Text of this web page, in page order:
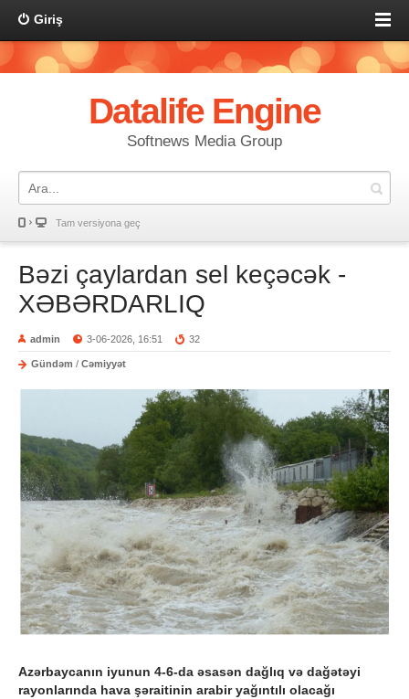
Giriş
Datalife Engine
Softnews Media Group
Tam versiyona geç
Bəzi çaylardan sel keçəcək -
XƏBƏRDARLIQ
admin 3-06-2026, 16:51 32
Gündəm / Cəmiyyət
Azərbaycanın iyunun 4-6-da əsasən dağlıq və dağətəyi
rayonlarında hava şəraitinin arabir yağıntılı olacağı